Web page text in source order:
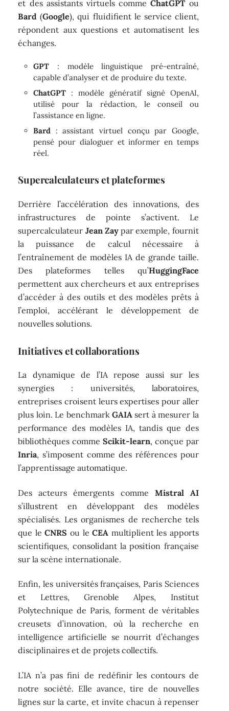
et des assistants virtuels commeChatGPT ou
Bard (Google), qui fluidifient le service client,
répondent aux questions et automatisent les
échanges.
GPT : modèle linguistique pré-entraîné,
capable d’analyser et de produire du texte.
ChatGPT : modèle génératif signé OpenAI,
utilisé pour la rédaction, le conseil ou
l’assistance en ligne.
Bard : assistant virtuel conçu par Google,
pensé pour dialoguer et informer en temps
réel.
Supercalculateurs et plateformes
Derrière l’accélération des innovations, des
infrastructures de pointe s’activent. Le
supercalculateur Jean Zaypar exemple, fournit
la puissance de calcul nécessaire à
l’entraînement de modèles IA de grande taille.
Des plateformes telles qu’HuggingFace
permettent aux chercheurs et aux entreprises
d’accéder à des outils et des modèles prêts à
l’emploi, accélérant le développement de
nouvelles solutions.
Initiatives et collaborations
La dynamique de l’IA repose aussi sur les
synergies : universités, laboratoires,
entreprises croisent leurs expertises pour aller
plus loin. Le benchmark GAIA sert à mesurer la
performance des modèles IA, tandis que des
bibliothèques comme Scikit-learn, conçue par
Inria, s’imposent comme des références pour
l’apprentissage automatique.
Des acteurs émergents comme Mistral AI
s’illustrent en développant des modèles
spécialisés. Les organismes de recherche tels
que leCNRS ou leCEA multiplient les apports
scientifiques, consolidant la position française
sur la scène internationale.
Enfin, les universités françaises, Paris Sciences
et Lettres, Grenoble Alpes, Institut
Polytechnique de Paris, forment de véritables
creusets d’innovation, où la recherche en
intelligence artificielle se nourrit d’échanges
disciplinaires et de projets collectifs.
L’IA n’a pas fini de redéfinir les contours de
notre société. Elle avance, tire de nouvelles
lignes sur la carte, et invite chacun à repenser